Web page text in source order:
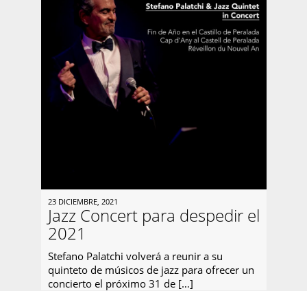
23 DICIEMBRE, 2021
Jazz Concert para despedir el
2021
Stefano Palatchi volverá a reunir a su
quinteto de músicos de jazz para ofrecer un
concierto el próximo 31 de […]